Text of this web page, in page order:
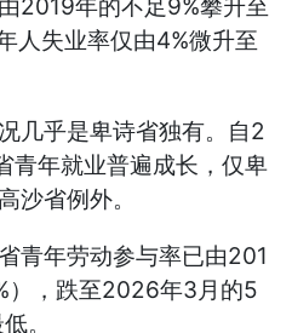
2019年的不足9%攀升至
人失业率仅由4%微升至
几乎是卑诗省独有。自2
青年就业普遍成长，仅卑
沙省例外。
青年劳动参与率已由201
），跌至2026年3月的5
。